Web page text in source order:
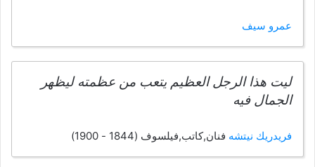
عمرو سيف
ليت هذا الرجل العظيم يتعب من عظمته ليظهر
الجمال فيه
فريدريك نيتشه فنان,كاتب,فيلسوف (1844 - 1900)